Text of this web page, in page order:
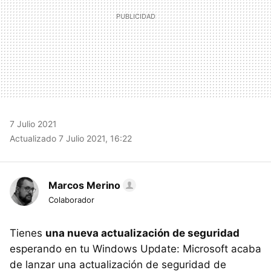
7 Julio 2021
Actualizado 7 Julio 2021, 16:22
Marcos Merino
Colaborador
Tienes una nueva actualización de seguridad
esperando en tu Windows Update: Microsoft acaba
de lanzar una actualización de seguridad de